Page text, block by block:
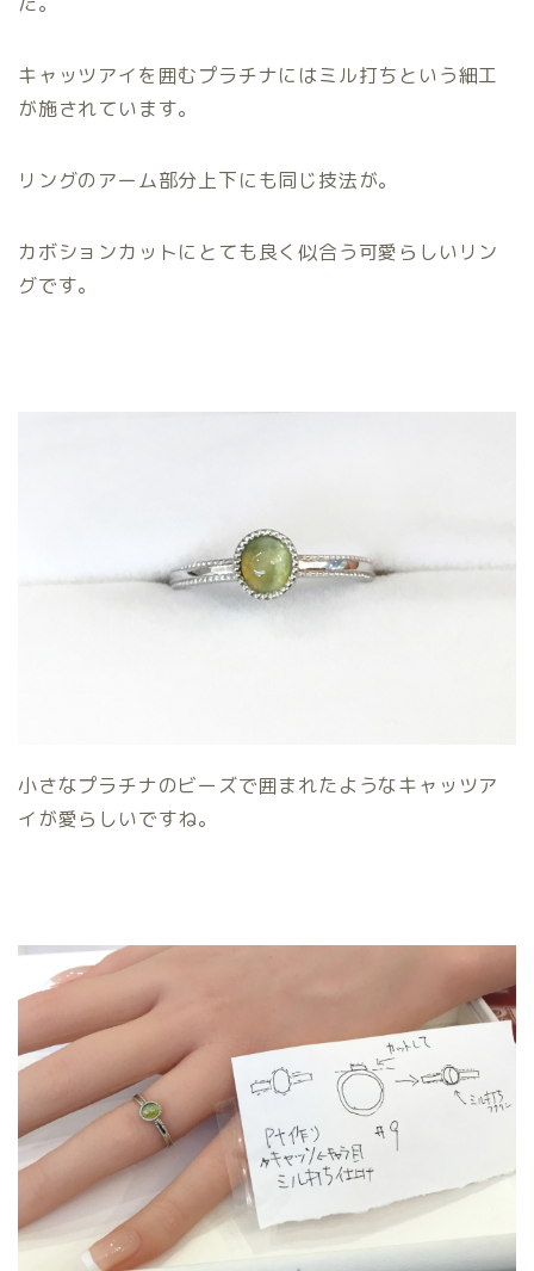
キャッツアイを囲むプラチナにはミル打ちという細工
が施されています。
リングのアーム部分上下にも同じ技法が。
カボションカットにとても良く似合う可愛らしいリン
グです。
小さなプラチナのビーズで囲まれたようなキャッツア
イが愛らしいですね。